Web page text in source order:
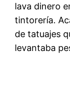
lava dinero
tintorería.
de tatuajes
levantaba